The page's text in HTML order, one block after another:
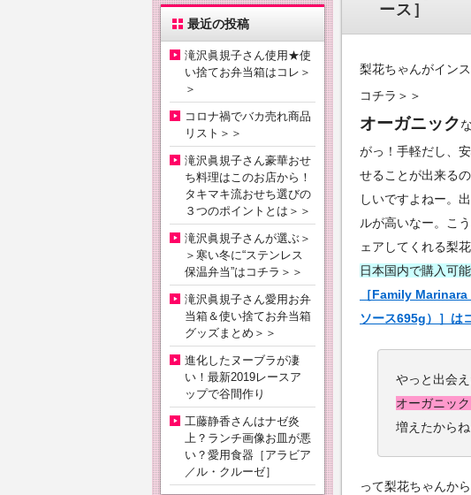
ース］
梨花ちゃんがイン
コチラ＞＞
オーガニック
がっ！手軽だし、
せることが出来る
しいですよねー。
ルが高いなー。こ
ェアしてくれる梨
日本国内で購入可
［Family
ソース695g）］は
やっと出会え
オーガニッ
増えたからね
って梨花ちゃんか
最近の投稿
滝沢眞規子さん使用★使
い捨てお弁当箱はコレ＞
＞
コロナ禍でバカ売れ商品
リスト＞＞
滝沢眞規子さん豪華おせ
ち料理はこのお店から！
タキマキ流おせち選びの
３つのポイントとは＞＞
滝沢眞規子さんが選ぶ＞
＞寒い冬に“ステンレス
保温弁当”はコチラ＞＞
滝沢眞規子さん愛用お弁
当箱＆使い捨てお弁当箱
グッズまとめ＞＞
進化したヌーブラが凄
い！最新2019レースア
ップで谷間作り
工藤静香さんはナゼ炎
上？ランチ画像お皿が悪
い？愛用食器［アラビア
／ル・クルーゼ］